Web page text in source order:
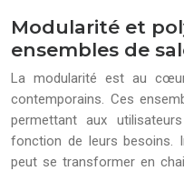
Modularité et
ensembles de
La modularité est au
contemporains. Ces
permettant aux
fonction de leurs besoins.
peut se transformer en